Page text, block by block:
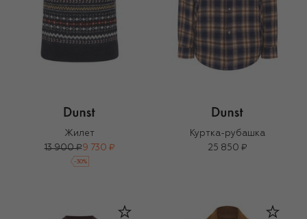
Жилет
13 900 ₽9 730 ₽
-30%
Куртка-рубашка
25 850 ₽